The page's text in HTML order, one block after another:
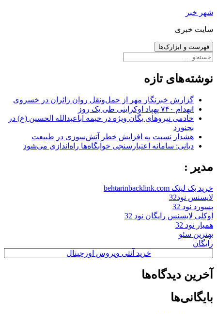
رفتن
نوشته‌ها
شهر خبر
سایت خبری
فهرست و ابزارک‌ها
جستجو
نوشته‌های تازه
گزارش خبرنگار مهر از حمل‌ونقل روان زائران در خسروی
انهدام ۷۴۰ پهپاد اوکراینی طی یک روز
خادمی نیروهای یگان ویژه در خیمه اباعبدالله الحسین (ع) در
بجنورد
هشدار نسبت به افزایش خطر آتش‌سوزی در طبیعت
دیانی: سامانه اعتبارسنجی خوابگاه‌ها راه‌اندازی می‌شود
مدیر :
خرید بک لینک behtarinbacklink.com
لایسنس نود32
پسورد نود 32
اوکلی لایسنس رایگان نود 32
همیار نود 32
بهترین سئو
رایگان
خرید آنتی ویروس اورجینال
آخرین دیدگاه‌ها
بایگانی‌ها